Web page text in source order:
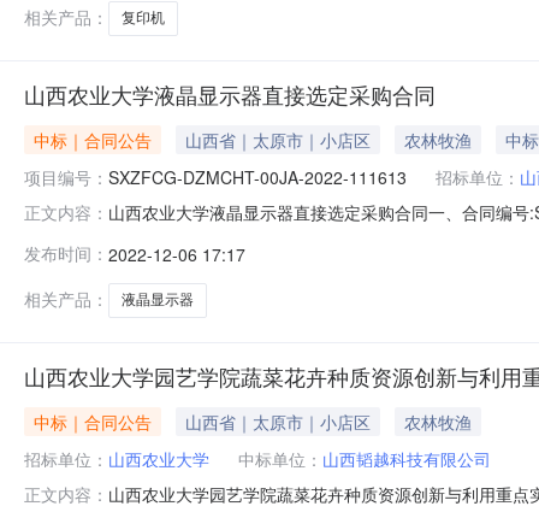
相关产品：
复印机
山西农业大学液晶显示器直接选定采购合同
中标｜合同公告 山西省｜太原市｜小店区 农林牧渔
中
项目编号： SXZFCG-DZMCHT-00JA-2022-111613 招标单位：
正文内容： 山西农业大学液晶显示器直接选定采购合同一、合同编
应商（乙方）：山西韬越科技有限公司地址：晋阳街68
发布时间： 2022-12-06 17:17
相关产品：
液晶显示器
山西农业大学园艺学院蔬菜花卉种质资源创新与利用
中标｜合同公告 山西省｜太原市｜小店区
农林牧渔
招标单位： 山西农业大学 中标单位： 山西韬越科技有限公司
正文内容： 山西农业大学园艺学院蔬菜花卉种质资源创新与利用重